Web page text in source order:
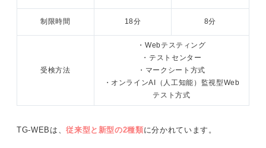
制限時間 18分 8分
受検方法
・Webテスティング
・テストセンター
・マークシート方式
・オンラインAI（人工知能）監視型Web
テスト方式
TG-WEBは、従来型と新型の2種類に分かれています。